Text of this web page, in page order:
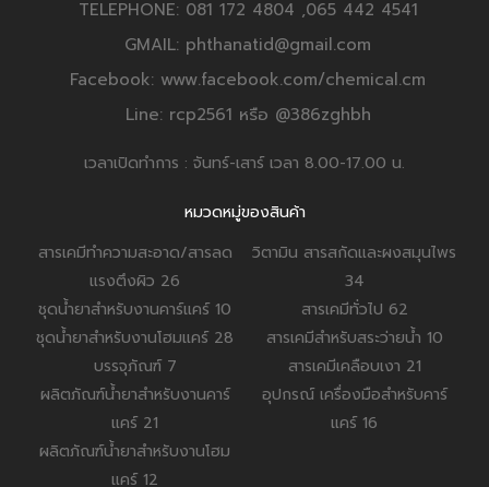
TELEPHONE: 081 172 4804 ,065 442 4541
GMAIL: phthanatid@gmail.com
Facebook: www.facebook.com/chemical.cm
Line: rcp2561 หรือ @386zghbh
เวลาเปิดทำการ : จันทร์-เสาร์ เวลา 8.00-17.00 น.
หมวดหมู่ของสินค้า
สารเคมีทำความสะอาด/สารลด
แรงตึงผิว 26
ชุดน้ำยาสำหรับงานคาร์แคร์ 10
ชุดน้ำยาสำหรับงานโฮมแคร์ 28
บรรจุภัณฑ์ 7
ผลิตภัณฑ์น้ำยาสำหรับงานคาร์
แคร์ 21
ผลิตภัณฑ์น้ำยาสำหรับงานโฮม
แคร์ 12
วิตามิน สารสกัดและผงสมุนไพร
34
สารเคมีทั่วไป 62
สารเคมีสำหรับสระว่ายน้ำ 10
สารเคมีเคลือบเงา 21
อุปกรณ์ เครื่องมือสำหรับคาร์
แคร์ 16